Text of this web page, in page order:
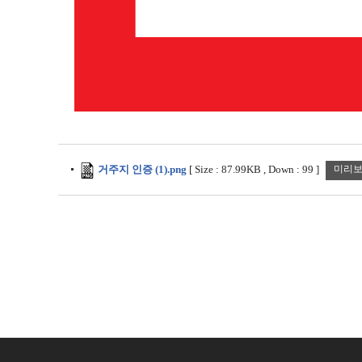
거주지 인증 (1).png [ Size : 87.99KB , Down : 99 ] 미리보